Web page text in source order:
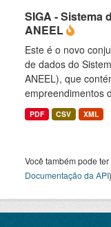
SIGA - Sistema
ANEEL
Este é o novo
de dados do
ANEEL), que
empreendimentos
PDF CSV XML
Você também pode
Documentação da API